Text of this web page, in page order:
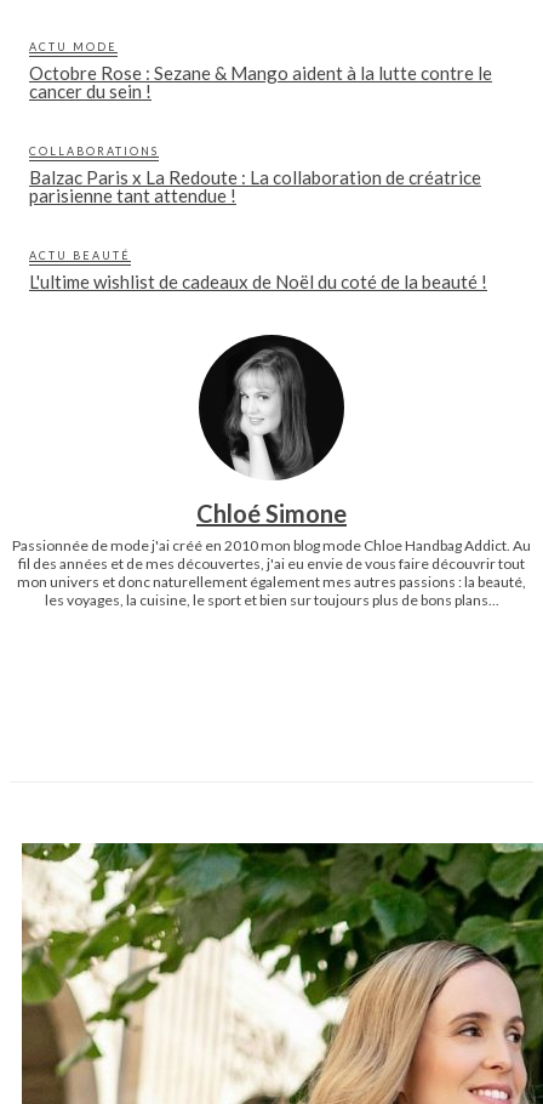
ACTU MODE
Octobre Rose : Sezane & Mango aident à la lutte contre le
cancer du sein !
COLLABORATIONS
Balzac Paris x La Redoute : La collaboration de créatrice
parisienne tant attendue !
ACTU BEAUTÉ
L'ultime wishlist de cadeaux de Noël du coté de la beauté !
Chloé Simone
Passionnée de mode j'ai créé en 2010 mon blog mode Chloe Handbag Addict. Au
fil des années et de mes découvertes, j'ai eu envie de vous faire découvrir tout
mon univers et donc naturellement également mes autres passions : la beauté,
les voyages, la cuisine, le sport et bien sur toujours plus de bons plans...